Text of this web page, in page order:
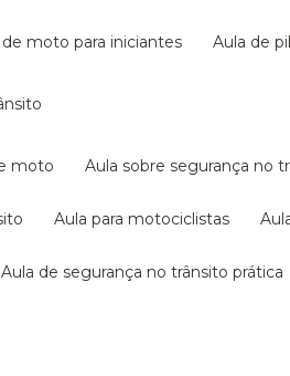
de moto para iniciantes aula de
moto aula sobre segurança no
aula para motociclistas
aula de segurança no trânsito prática